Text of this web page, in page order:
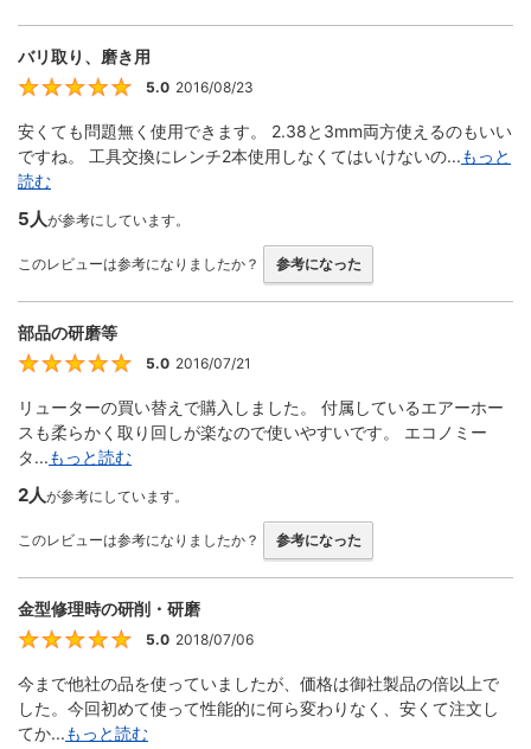
バリ取り、磨き用
5
5.0 2016/08/23
安くても問題無く使用できます。 2.38と3mm両方使えるのもいい
ですね。 工具交換にレンチ2本使用しなくてはいけないの...もっと
読む
5人が参考にしています。
このレビューは参考になりましたか？ 参考になった
部品の研磨等
5.0 2016/07/21
リューターの買い替えで購入しました。 付属しているエアーホー
スも柔らかく取り回しが楽なので使いやすいです。 エコノミー
タ...もっと読む
2人が参考にしています。
このレビューは参考になりましたか？ 参考になった
金型修理時の研削・研磨
5
5.0 2018/07/06
今まで他社の品を使っていましたが、価格は御社製品の倍以上で
した。今回初めて使って性能的に何ら変わりなく、安くて注文し
てか...もっと読む